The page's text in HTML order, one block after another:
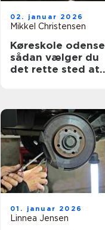
02. januar 2026
Mikkel Christensen
Køreskole odense
sådan vælger du
det rette sted at
01. januar 2026
Linnea Jensen